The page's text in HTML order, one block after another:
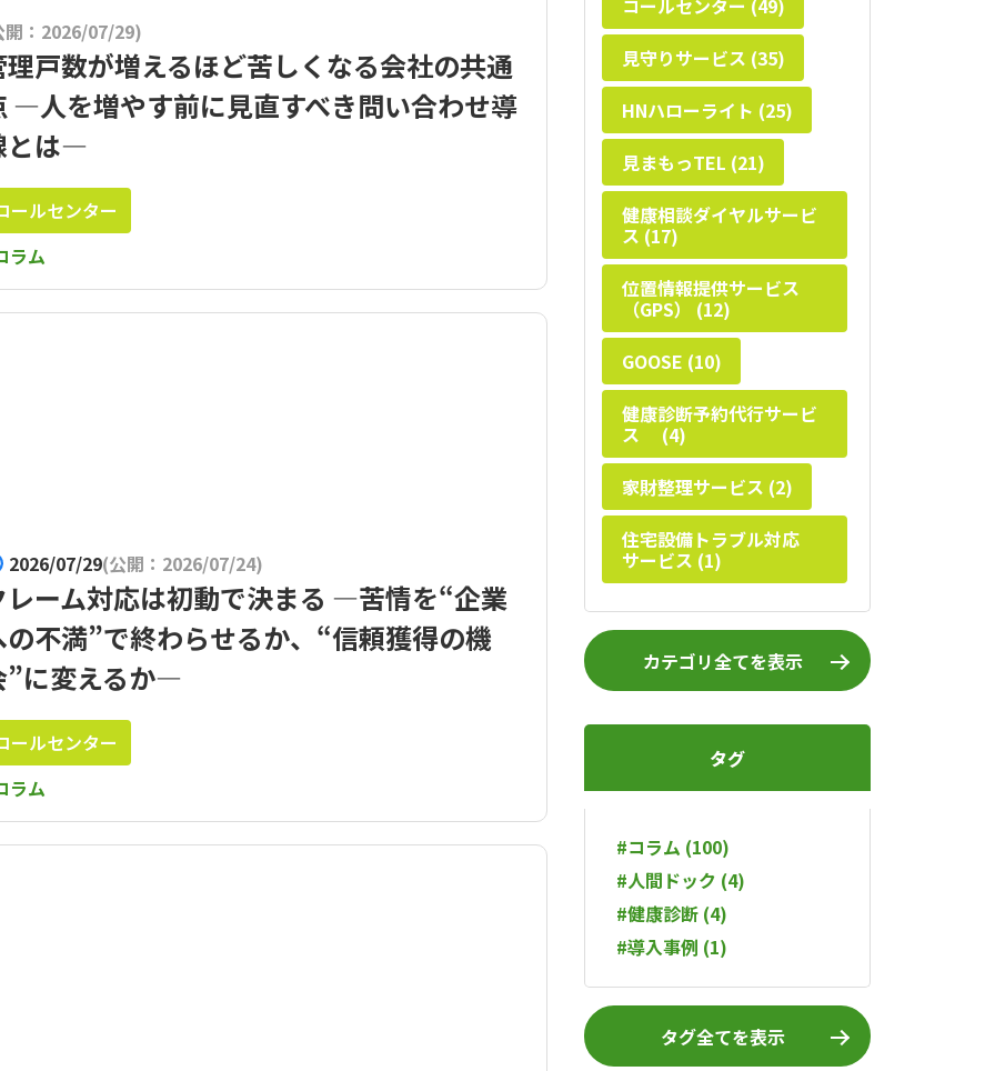
開：2026/07/29)
理戸数が増えるほど苦しくなる会社の共通
―人を増やす前に見直すべき問い合わせ導
とは―
ールセンター
ラム
2026/07/29(公開：2026/07/24)
レーム対応は初動で決まる ―苦情を“企業
の不満”で終わらせるか、“信頼獲得の機
”に変えるか―
ールセンター
ラム
見守りサービス (35)
HNハローライト (25)
見まもっTEL (21)
健康相談ダイヤルサービ
ス (17)
位置情報提供サービス
（GPS） (12)
GOOSE (10)
健康診断予約代行サービ
ス (4)
家財整理サービス (2)
住宅設備トラブル対応
サービス (1)
カテゴリ全てを表示
タグ
#コラム (100)
#人間ドック (4)
#健康診断 (4)
#導入事例 (1)
タグ全てを表示